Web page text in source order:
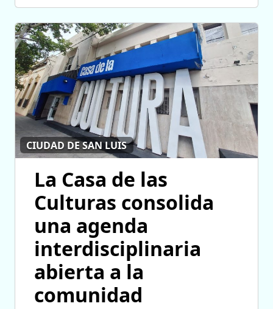
CIUDAD DE SAN LUIS
La Casa de las
Culturas consolida
una agenda
interdisciplinaria
abierta a la
comunidad